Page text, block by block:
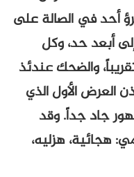
أحد في الصالة على
أبعد حد، وكل
والضحك عندئذ
العرض الأول الذي
جاد جداً. وقد
هجائية، هزليه،